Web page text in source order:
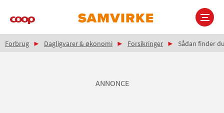
Main
Brødkrumme
Forbrug Dagligvarer & økonomi Forsikringer Sådan finder
ANNONCE